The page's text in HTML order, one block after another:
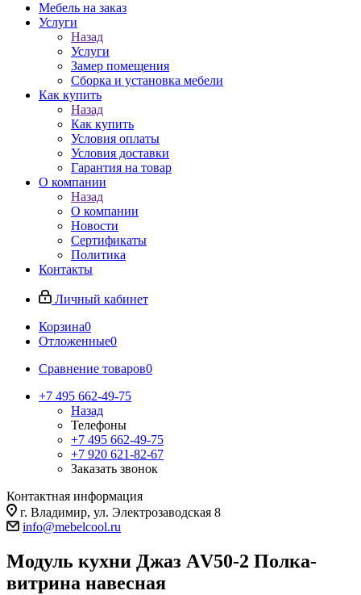
Мебель на заказ
Услуги
Назад
Услуги
Замер помещения
Сборка и установка мебели
Как купить
Назад
Как купить
Условия оплаты
Условия доставки
Гарантия на товар
О компании
Назад
О компании
Новости
Сертификаты
Политика
Контакты
Личный кабинет
Корзина0
Отложенные0
Сравнение товаров0
+7 495 662-49-75
Назад
Телефоны
+7 495 662-49-75
+7 920 621-82-67
Заказать звонок
Контактная информация
г. Владимир, ул. Электрозаводская 8
info@mebelcool.ru
Модуль кухни Джаз АV50-2 Полка-
витрина навесная